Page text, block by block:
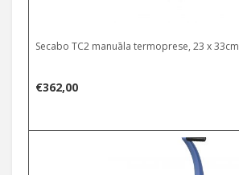
Secabo TC2 manuāla termoprese, 23 x 33cm
€362,00